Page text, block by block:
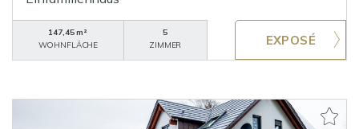
147,45 m²
WOHNFLÄCHE
5
ZIMMER